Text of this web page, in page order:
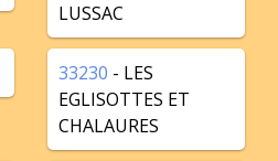
LUSSAC
33230 - LES
EGLISOTTES ET
CHALAURES